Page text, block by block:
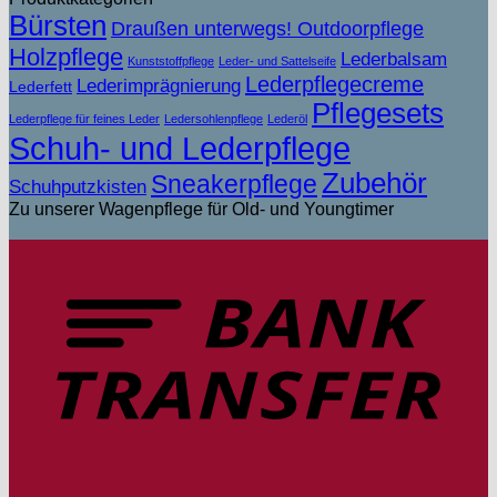
Bürsten Draußen unterwegs! Outdoorpflege
Holzpflege Kunststoffpflege Leder- und Sattelseife Lederbalsam
Lederfett Lederimprägnierung Lederpflegecreme
Lederpflege für feines Leder Ledersohlenpflege Lederöl Pflegesets
Schuh- und Lederpflege
Schuhputzkisten Sneakerpflege Zubehör
Zu unserer Wagenpflege für Old- und Youngtimer